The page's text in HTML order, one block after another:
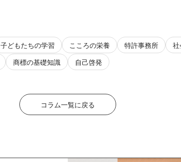
子どもたちの学習 こころの栄養 特許事務所
商標の基礎知識 自己啓発
コラム一覧に戻る